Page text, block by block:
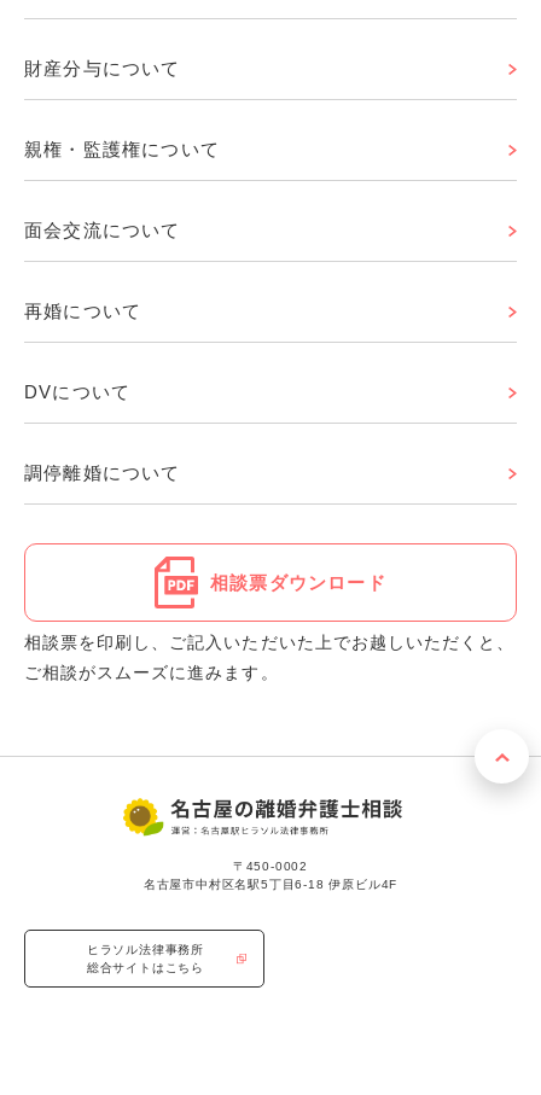
財産分与について
親権・監護権について
面会交流について
再婚について
DVについて
調停離婚について
相談票ダウンロード
相談票を印刷し、ご記入いただいた上でお越しいただくと、
ご相談がスムーズに進みます。
〒450-0002
名古屋市中村区名駅5丁目6-18 伊原ビル4F
ヒラソル法律事務所
総合サイトはこちら